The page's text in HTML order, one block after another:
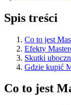
Spis treści
Co to jest
Efekty
Skutki
Gdzie kupić
Co to jest